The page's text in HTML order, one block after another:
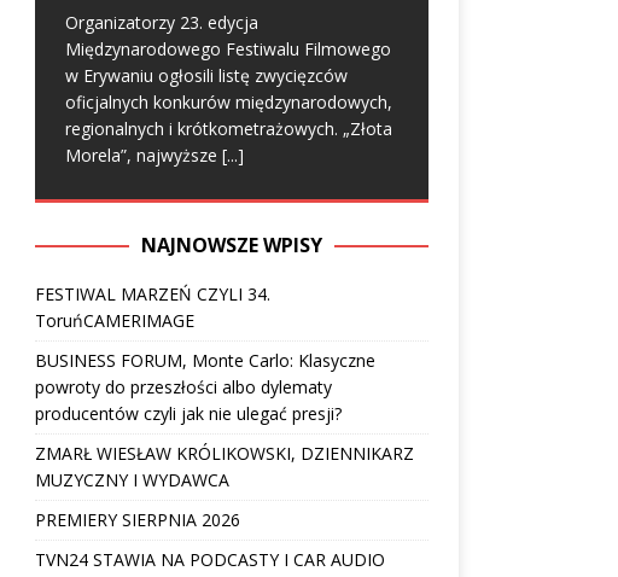
Organizatorzy 23. edycja
Międzynarodowego Festiwalu Filmowego
w Erywaniu ogłosili listę zwycięzców
oficjalnych konkurów międzynarodowych,
regionalnych i krótkometrażowych. „Złota
Morela”, najwyższe [...]
NAJNOWSZE WPISY
FESTIWAL MARZEŃ CZYLI 34.
ToruńCAMERIMAGE
BUSINESS FORUM, Monte Carlo: Klasyczne
powroty do przeszłości albo dylematy
producentów czyli jak nie ulegać presji?
ZMARŁ WIESŁAW KRÓLIKOWSKI, DZIENNIKARZ
MUZYCZNY I WYDAWCA
PREMIERY SIERPNIA 2026
TVN24 STAWIA NA PODCASTY I CAR AUDIO